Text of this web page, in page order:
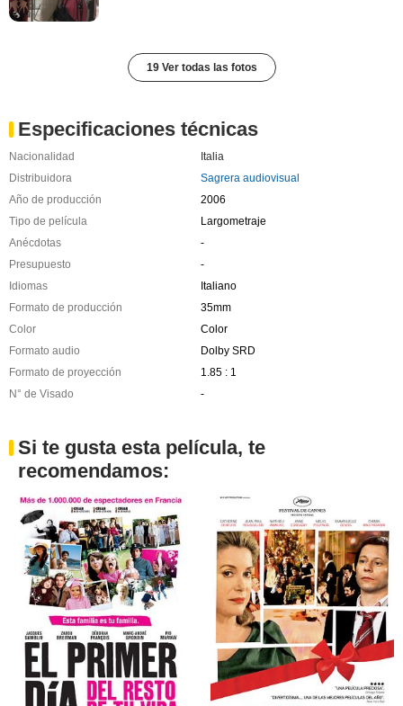
19 Ver todas las fotos
Especificaciones técnicas
Nacionalidad
Italia
Distribuidora
Sagrera audiovisual
Año de producción
2006
Tipo de película
Largometraje
Anécdotas
-
Presupuesto
-
Idiomas
Italiano
Formato de producción
35mm
Color
Color
Formato audio
Dolby SRD
Formato de proyección
1.85 : 1
N° de Visado
-
Si te gusta esta película, te
recomendamos: